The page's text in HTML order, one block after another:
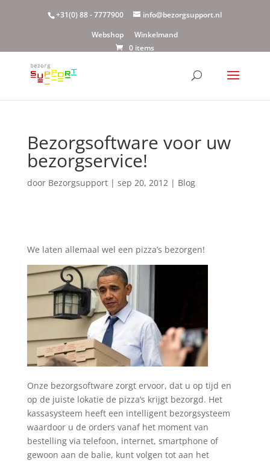
+31(0) 88 - 7777900
info@bezorgsupport.nl
Webshop
Winkelmand
0 items
Bezorgsoftware voor uw
bezorgservice!
door Bezorgsupport| sep 20, 2012| Blog
We laten allemaal wel een pizza’s bezorgen!
Onze bezorgsoftware zorgt ervoor, dat u op tijd en
op de juiste lokatie de pizza’s krijgt bezorgd. Het
kassasysteem heeft een intelligent bezorgsysteem
waardoor u de orders vanaf het moment van
bestelling via telefoon, internet, smartphone of
gewoon aan de balie, kunt volgen tot aan het